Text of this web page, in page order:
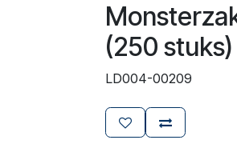
(250 stuks)
LD004-00209